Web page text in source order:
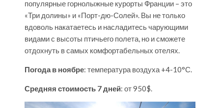
популярные горнолыжные курорты Франции – это
«Три долины» и «Порт-дю-Солей». Вы не только
вдоволь накатаетесь и насладитесь чарующими
видами с высоты птичьего полета, но и сможете
отдохнуть в самых комфортабельных отелях.
Погода в ноябре: температура воздуха +4-10°С.
Средняя стоимость 7 дней: от 950$.